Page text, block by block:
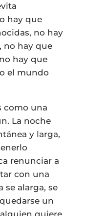
hay que
no hay
no hay que
hay que
el mundo
como una
La noche
y larga,
renunciar a
con una
se alarga, se
un
quiere